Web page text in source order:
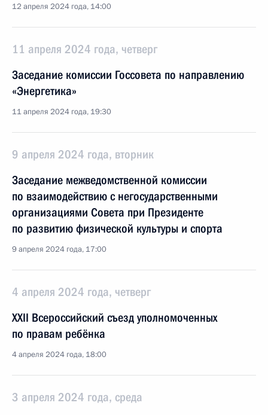
12 апреля 2024 года, 14:00
11 апреля 2024 года, четверг
Заседание комиссии Госсовета по направлению
«Энергетика»
11 апреля 2024 года, 19:30
9 апреля 2024 года, вторник
Заседание межведомственной комиссии
по взаимодействию с негосударственными
организациями Совета при Президенте
по развитию физической культуры и спорта
9 апреля 2024 года, 17:00
4 апреля 2024 года, четверг
XXII Всероссийский съезд уполномоченных
по правам ребёнка
4 апреля 2024 года, 18:00
3 апреля 2024 года, среда